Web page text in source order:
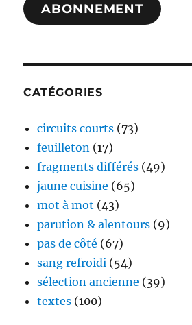
ABONNEMENT
CATÉGORIES
circuits courts (73)
feuilleton (17)
fragments différés (49)
jaune cuisine (65)
mot à mot (43)
parution & alentours (9)
pas de côté (67)
sang refroidi (54)
sélection ancienne (39)
textes (100)